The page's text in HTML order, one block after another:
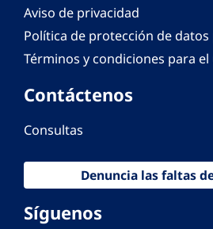
Aviso de privacidad
Política de protección de datos
Términos y condiciones para
Contáctenos
Consultas
Denuncia las faltas
Síguenos